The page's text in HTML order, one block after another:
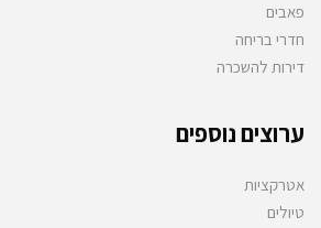
פאבים
חדרי בריחה
דירות להשכרה
ערוצים נוספים
אטרקציות
טיולים